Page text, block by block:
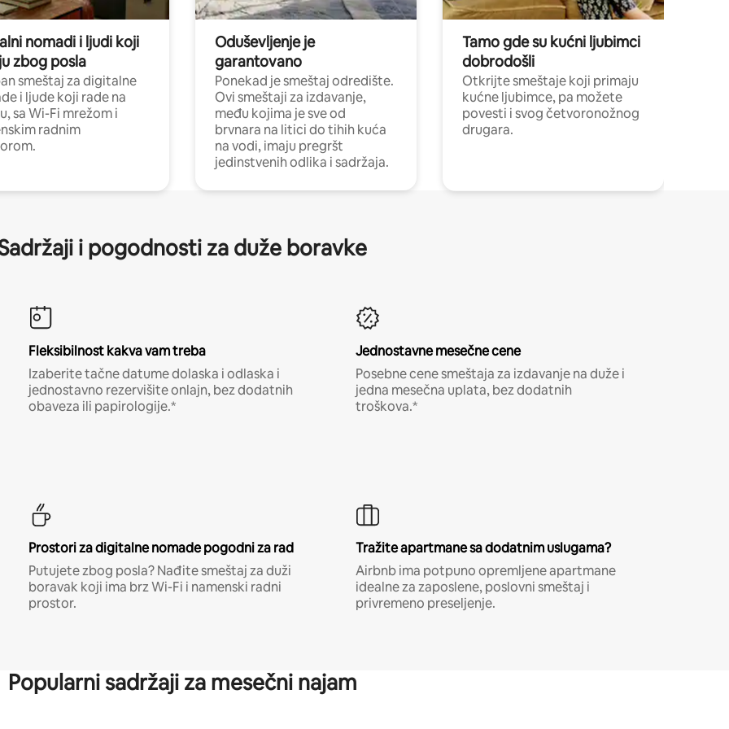
nomadi i ljudi koji
zbog posla
smeštaj za digitalne
i ljude koji rade na
sa Wi-Fi mrežom i
radnim
Oduševljenje je
garantovano
Ponekad je smeštaj odredište.
Ovi smeštaji za izdavanje,
među kojima je sve od
brvnara na litici do tihih kuća
na vodi, imaju pregršt
jedinstvenih odlika i sadržaja.
Tamo gde su kućni ljubimci
dobrodošli
Otkrijte smeštaje koji primaju
kućne ljubimce, pa možete
povesti i svog četvoronožnog
drugara.
i pogodnosti za duže boravke
Fleksibilnost kakva vam treba
Izaberite tačne datume dolaska i odlaska i
jednostavno rezervišite onlajn, bez dodatnih
obaveza ili papirologije.*
Jednostavne mesečne cene
Posebne cene smeštaja za izdavanje na duže i
jedna mesečna uplata, bez dodatnih
troškova.*
Prostori za digitalne nomade pogodni za rad
Putujete zbog posla? Nađite smeštaj za duži
boravak koji ima brz Wi-Fi i namenski radni
prostor.
Tražite apartmane sa dodatnim uslugama?
Airbnb ima potpuno opremljene apartmane
idealne za zaposlene, poslovni smeštaj i
privremeno preseljenje.
Popularni sadržaji za mesečni najam